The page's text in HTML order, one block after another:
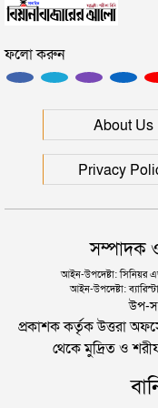
জৈন্তাপুরে
কুলাউড়া
সিলেটে
মহেশখালীর
সিলেটে
হবিগঞ্জে
সিলেটে
বিচ্ছেদ
ফলো করুন
About Us
Privacy
সম্পাদক
আইন-উপদেষ্টা: সিনিয়র
আইন-উপদেষ্টা:
উপ-
প্রকাশক কর্তৃক উত্তরা
থেকে মুদ্রিত ও